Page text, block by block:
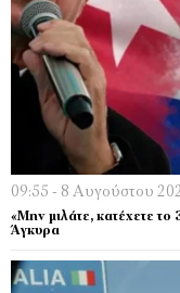
09:55 - 8 Αυγούστου
«Μην μιλάτε, κατέχετε
Άγκυρα